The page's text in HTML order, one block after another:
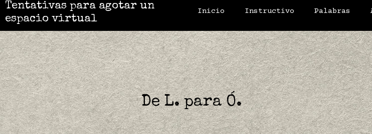
Tentativas para agotar un
espacio virtual
Inicio Instructivo Palabras
De L. para Ó.